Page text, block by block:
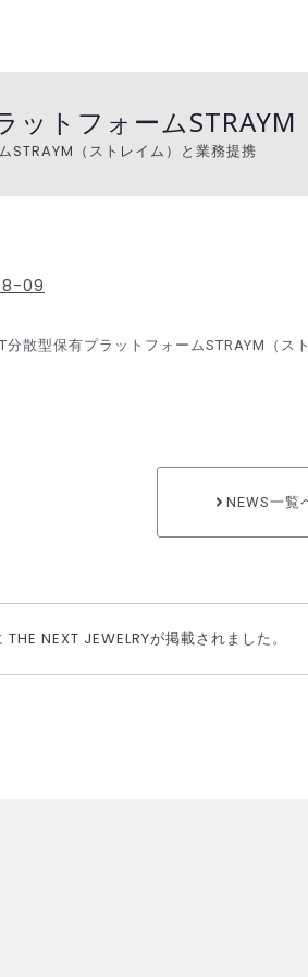
（ラッ
ットフォーム
STRAYM（ストレイム）と業務提携
09
分散型保有プラットフォームSTRAYM（ス
NEWS一覧
NEXT JEWELRYが掲載されました。